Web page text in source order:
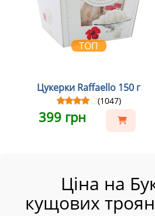
ТОП
Цукерки Raffaello 150 г
(1047)
399 грн
Ціна на
кущових